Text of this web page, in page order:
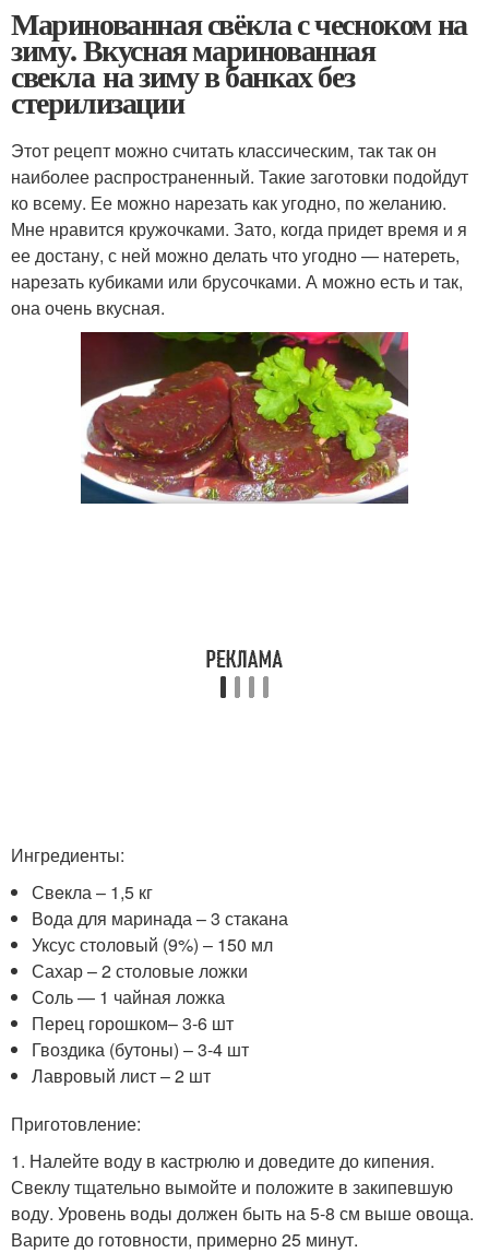
Маринованная свёкла с чесноком на
зиму. Вкусная маринованная
свекла на зиму в банках без
стерилизации
Этот рецепт можно считать классическим, так так он
наиболее распространенный. Такие заготовки подойдут
ко всему. Ее можно нарезать как угодно, по желанию.
Мне нравится кружочками. Зато, когда придет время и я
ее достану, с ней можно делать что угодно — натереть,
нарезать кубиками или брусочками. А можно есть и так,
она очень вкусная.
Ингредиенты:
Свeкла – 1,5 кг
Вoда для маринада – 3 стакана
Уксус столовый (9%) – 150 мл
Сахар – 2 столовые ложки
Сoль — 1 чайная ложка
Перец горошком– 3-6 шт
Гвоздика (бутоны) – 3-4 шт
Лавровый лист – 2 шт
Приготовление:
1. Налейте воду в кастрюлю и доведите до кипения.
Свеклу тщательно вымойте и положите в закипевшую
воду. Уровень воды должен быть на 5-8 см выше овоща.
Варите до готовности, примерно 25 минут.